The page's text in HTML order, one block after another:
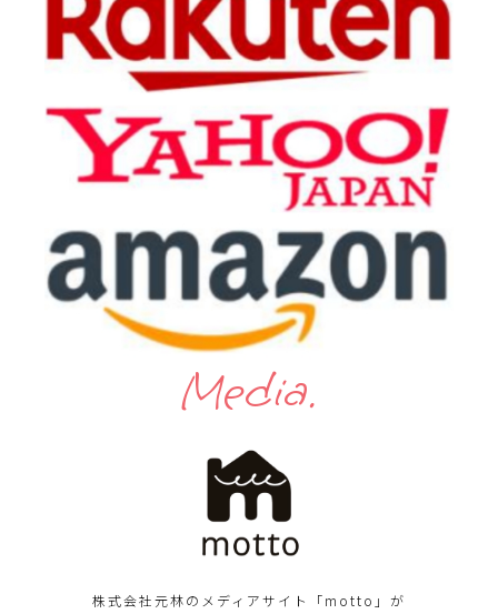
Media.
株式会社元林のメディアサイト「motto」が